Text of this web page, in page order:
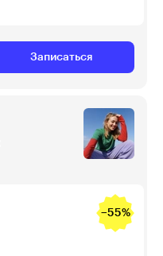
Записаться
−55%